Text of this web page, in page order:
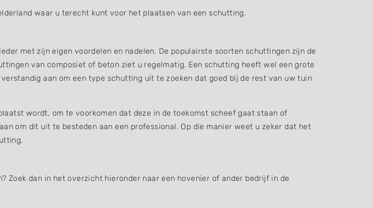
waar u terecht kunt voor het plaatsen van een schutting.
met zijn eigen voordelen en nadelen. De populairste soorten schuttingen zijn de
van composiet of beton ziet u regelmatig. Een schutting heeft wel een grote
aan om een type schutting uit te zoeken dat goed bij de rest van uw tuin
wordt, om te voorkomen dat deze in de toekomst scheef gaat staan of
om dit uit te besteden aan een professional. Op die manier weet u zeker dat het
Zoek dan in het overzicht hieronder naar een hovenier of ander bedrijf in de